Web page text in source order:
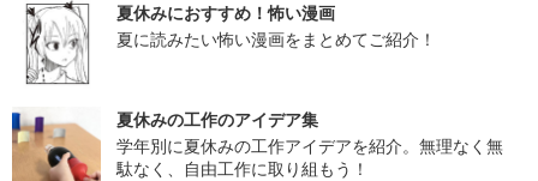
夏休みにおすすめ！怖い漫画
夏に読みたい怖い漫画をまとめてご紹介！
夏休みの工作のアイデア集
学年別に夏休みの工作アイデアを紹介。無理なく無
駄なく、自由工作に取り組もう！